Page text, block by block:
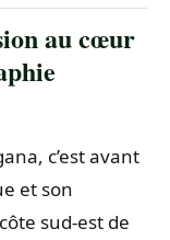
au cœur
c’est avant
et son
sud-est de